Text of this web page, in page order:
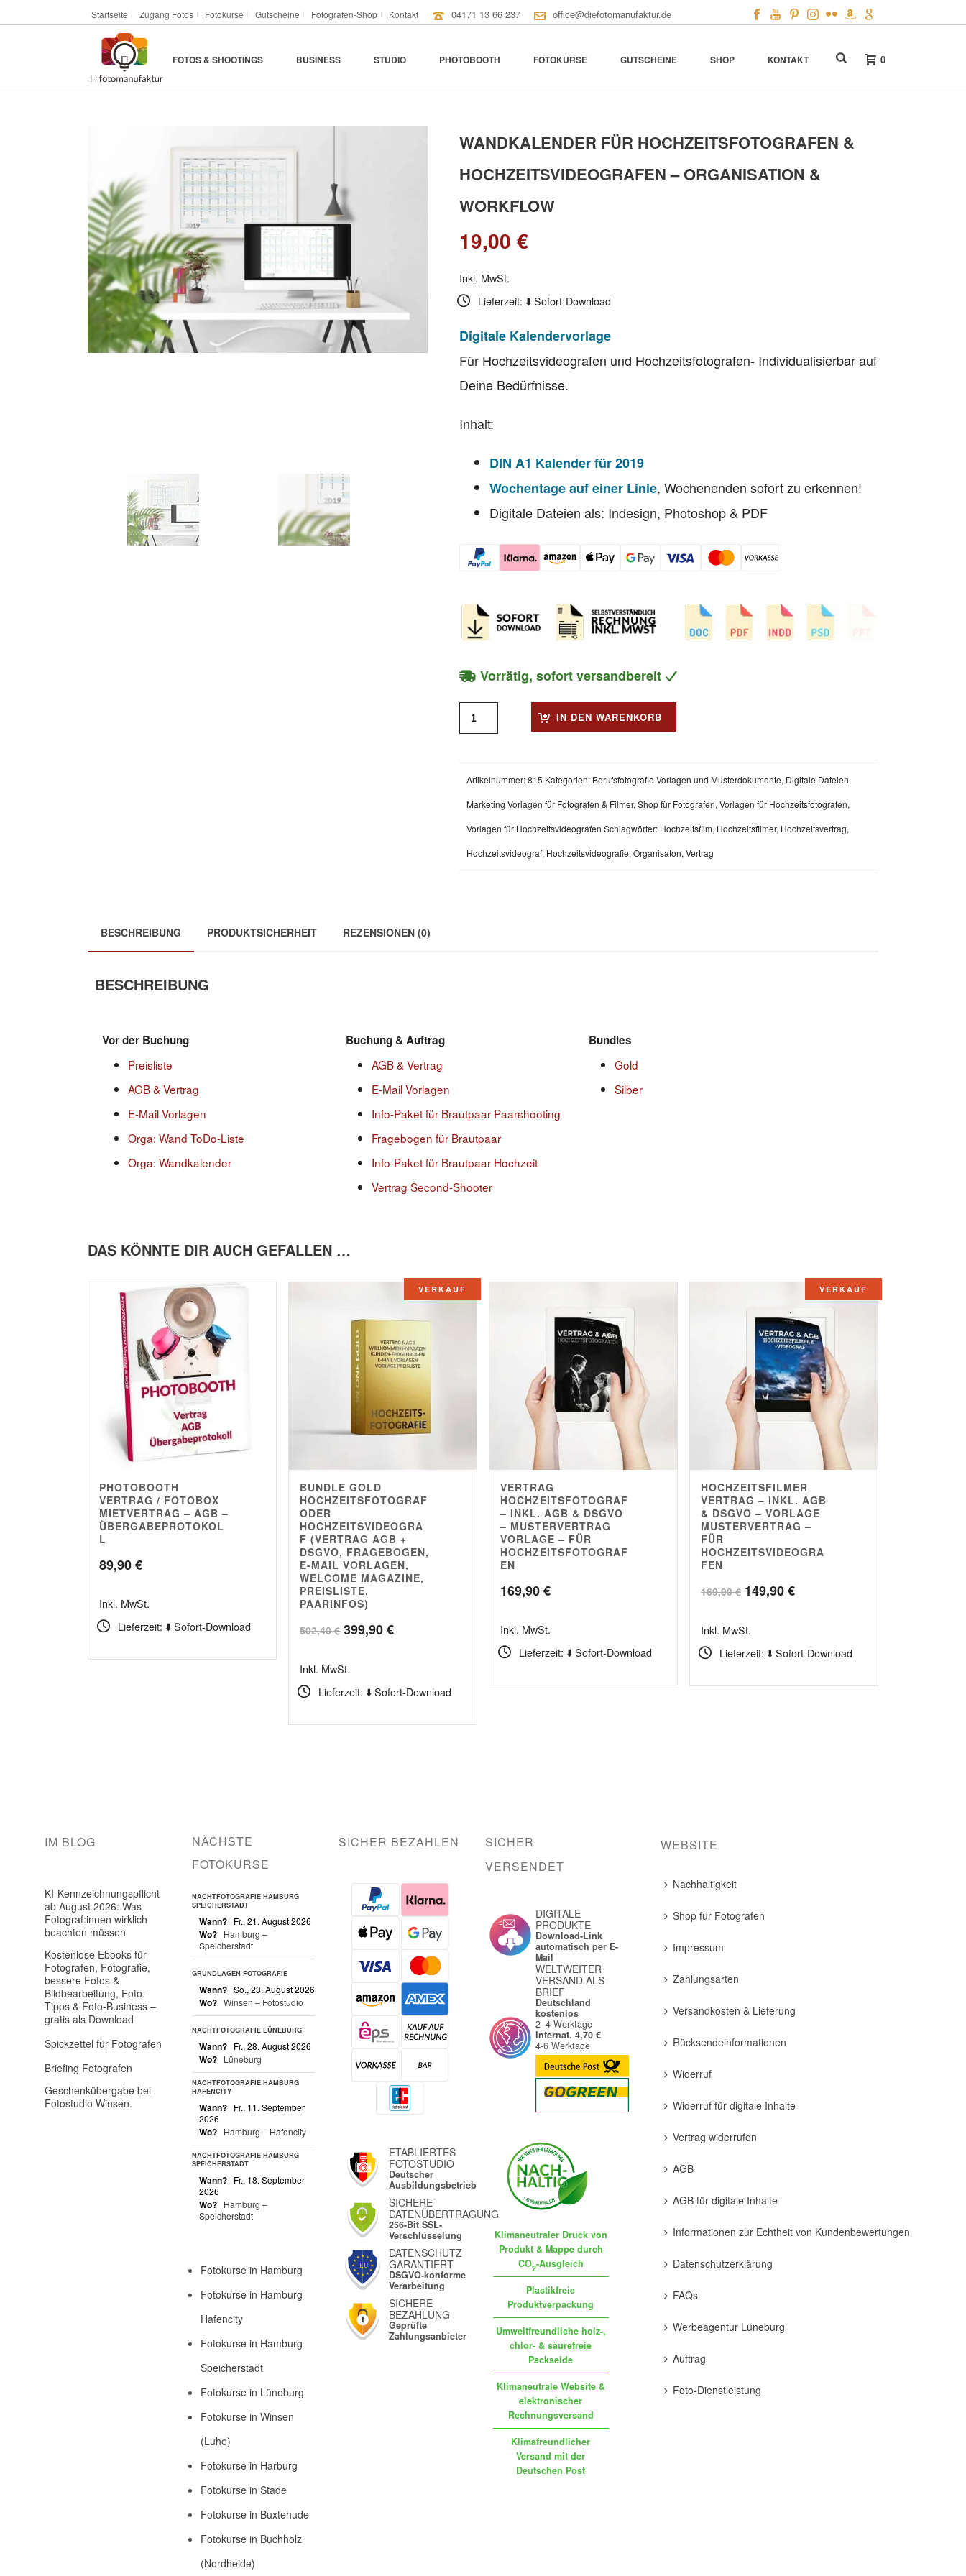
Startseite Zugang Fotos Fotokurse Gutscheine Fotografen-Shop Kontakt 04171 13 66 237 office@diefotomanufaktur.de
FOTOS & SHOOTINGS BUSINESS STUDIO PHOTOBOOTH FOTOKURSE GUTSCHEINE SHOP KONTAKT 0
WANDKALENDER FÜR HOCHZEITSFOTOGRAFEN &
HOCHZEITSVIDEOGRAFEN – ORGANISATION &
WORKFLOW
19,00 €
Inkl. MwSt.
Lieferzeit: ⬇️ Sofort-Download
Digitale Kalendervorlage
Für Hochzeitsvideografen und Hochzeitsfotografen- Individualisierbar auf
Deine Bedürfnisse.
Inhalt:
DIN A1 Kalender für 2019
Wochentage auf einer Linie, Wochenenden sofort zu erkennen!
Digitale Dateien als: Indesign, Photoshop & PDF
Vorrätig, sofort versandbereit
IN DEN WARENKORB
Artikelnummer:815 Kategorien: Berufsfotografie Vorlagen und Musterdokumente, Digitale Dateien,
Marketing Vorlagen für Fotografen & Filmer, Shop für Fotografen, Vorlagen für Hochzeitsfotografen,
Vorlagen für Hochzeitsvideografen Schlagwörter: Hochzeitsfilm, Hochzeitsfilmer, Hochzeitsvertrag,
Hochzeitsvideograf, Hochzeitsvideografie, Organisaton, Vertrag
BESCHREIBUNG PRODUKTSICHERHEIT REZENSIONEN (0)
BESCHREIBUNG
Vor der Buchung
Preisliste
AGB & Vertrag
E-Mail Vorlagen
Orga: Wand ToDo-Liste
Orga: Wandkalender
Buchung & Auftrag
AGB & Vertrag
E-Mail Vorlagen
Info-Paket für Brautpaar Paarshooting
Fragebogen für Brautpaar
Info-Paket für Brautpaar Hochzeit
Vertrag Second-Shooter
Bundles
Gold
Silber
DAS KÖNNTE DIR AUCH GEFALLEN …
4.78PHOTOBOOTH
VERTRAG / FOTOBOX
MIETVERTRAG – AGB –
ÜBERGABEPROTOKOL
L
89,90€
Inkl. MwSt.
Lieferzeit: ⬇️ Sofort-Download
VERKAUF
5.00
BUNDLE GOLD
HOCHZEITSFOTOGRAF
ODER
HOCHZEITSVIDEOGRA
F (VERTRAG AGB +
DSGVO, FRAGEBOGEN,
E-MAIL VORLAGEN,
WELCOME MAGAZINE,
PREISLISTE,
PAARINFOS)
502,40€ Ursprünglicher
war:
502,40 €
399,90€Aktueller
399,90 €.
Inkl. MwSt.
Lieferzeit: ⬇️ Sofort-Download
4.83VERTRAG
HOCHZEITSFOTOGRAF
– INKL. AGB & DSGVO
– MUSTERVERTRAG
VORLAGE – FÜR
HOCHZEITSFOTOGRAF
EN
169,90€
Inkl. MwSt.
Lieferzeit: ⬇️ Sofort-Download
VERKAUF
5.00
HOCHZEITSFILMER
VERTRAG – INKL. AGB
& DSGVO – VORLAGE
MUSTERVERTRAG –
FÜR
HOCHZEITSVIDEOGRA
FEN
169,90€ Ursprünglicher
war:
169,90 €
149,90€Aktueller
149,90 €.
Inkl. MwSt.
Lieferzeit: ⬇️ Sofort-Download
IM BLOG
KI-Kennzeichnungspflicht
ab August 2026: Was
Fotograf:innen wirklich
beachten müssen
Kostenlose Ebooks für
Fotografen, Fotografie,
bessere Fotos &
Bildbearbeitung, Foto-
Tipps & Foto-Business –
gratis als Download
Spickzettel für Fotografen
Briefing Fotografen
Geschenkübergabe bei
Fotostudio Winsen.
NÄCHSTE
FOTOKURSE
NACHTFOTOGRAFIE HAMBURG
SPEICHERSTADT
Wann? Fr., 21. August 2026
Wo?
Hamburg –
Speicherstadt
GRUNDLAGEN FOTOGRAFIE
Wann? So., 23. August 2026
Wo? Winsen – Fotostudio
NACHTFOTOGRAFIE LÜNEBURG
Wann? Fr., 28. August 2026
Wo? Lüneburg
NACHTFOTOGRAFIE HAMBURG
HAFENCITY
Wann?
Fr., 11. September
2026
Wo? Hamburg – Hafencity
NACHTFOTOGRAFIE HAMBURG
SPEICHERSTADT
Wann?
Fr., 18. September
2026
Wo?
Hamburg –
Speicherstadt
Fotokurse in Hamburg
Fotokurse in Hamburg
Hafencity
Fotokurse in Hamburg
Speicherstadt
Fotokurse in Lüneburg
Fotokurse in Winsen
(Luhe)
Fotokurse in Harburg
Fotokurse in Stade
Fotokurse in Buxtehude
Fotokurse in Buchholz
(Nordheide)
SICHER BEZAHLEN
ETABLIERTES
FOTOSTUDIO
Deutscher
Ausbildungsbetrieb
SICHERE
DATENÜBERTRAGUNG
256-Bit SSL-
Verschlüsselung
DATENSCHUTZ
GARANTIERT
DSGVO-konforme
Verarbeitung
SICHERE
BEZAHLUNG
Geprüfte
Zahlungsanbieter
SICHER
VERSENDET
DIGITALE
PRODUKTE
Download-Link
automatisch per E-
Mail
WELTWEITER
VERSAND ALS
BRIEF
Deutschland
kostenlos
2–4 Werktage
Internat. 4,70 €
4-6 Werktage
Klimaneutraler Druck von
Produkt & Mappe durch
CO2-Ausgleich
Plastikfreie
Produktverpackung
Umweltfreundliche holz-,
chlor- & säurefreie
Packseide
Klimaneutrale Website &
elektronischer
Rechnungsversand
Klimafreundlicher
Versand mit der
Deutschen Post
WEBSITE
Nachhaltigkeit
Shop für Fotografen
Impressum
Zahlungsarten
Versandkosten & Lieferung
Rücksendeinformationen
Widerruf
Widerruf für digitale Inhalte
Vertrag widerrufen
AGB
AGB für digitale Inhalte
Informationen zur Echtheit von Kundenbewertungen
Datenschutzerklärung
FAQs
Werbeagentur Lüneburg
Auftrag
Foto-Dienstleistung